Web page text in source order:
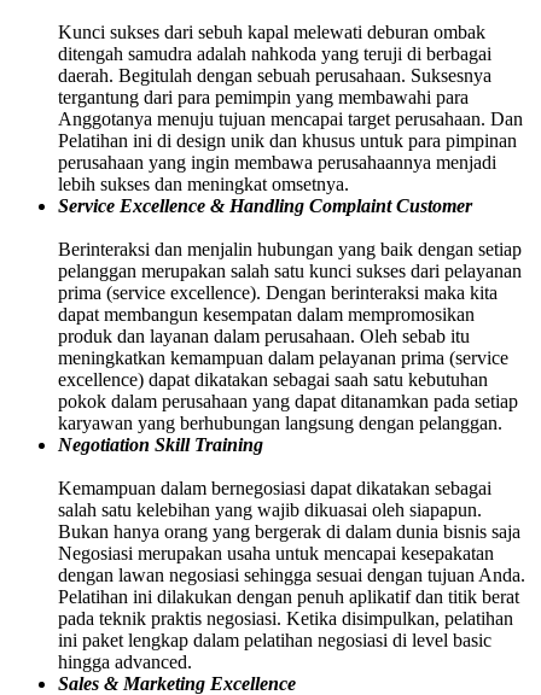
Kunci sukses dari sebuh kapal melewati deburan ombak
ditengah samudra adalah nahkoda yang teruji di berbagai
daerah. Begitulah dengan sebuah perusahaan. Suksesnya
tergantung dari para pemimpin yang membawahi para
Anggotanya menuju tujuan mencapai target perusahaan. Dan
Pelatihan ini di design unik dan khusus untuk para pimpinan
perusahaan yang ingin membawa perusahaannya menjadi
lebih sukses dan meningkat omsetnya.
Service Excellence & Handling Complaint Customer
Berinteraksi dan menjalin hubungan yang baik dengan setiap
pelanggan merupakan salah satu kunci sukses dari pelayanan
prima (service excellence). Dengan berinteraksi maka kita
dapat membangun kesempatan dalam mempromosikan
produk dan layanan dalam perusahaan. Oleh sebab itu
meningkatkan kemampuan dalam pelayanan prima (service
excellence) dapat dikatakan sebagai saah satu kebutuhan
pokok dalam perusahaan yang dapat ditanamkan pada setiap
karyawan yang berhubungan langsung dengan pelanggan.
Negotiation Skill Training
Kemampuan dalam bernegosiasi dapat dikatakan sebagai
salah satu kelebihan yang wajib dikuasai oleh siapapun.
Bukan hanya orang yang bergerak di dalam dunia bisnis saja
Negosiasi merupakan usaha untuk mencapai kesepakatan
dengan lawan negosiasi sehingga sesuai dengan tujuan Anda.
Pelatihan ini dilakukan dengan penuh aplikatif dan titik berat
pada teknik praktis negosiasi. Ketika disimpulkan, pelatihan
ini paket lengkap dalam pelatihan negosiasi di level basic
hingga advanced.
Sales & Marketing Excellence